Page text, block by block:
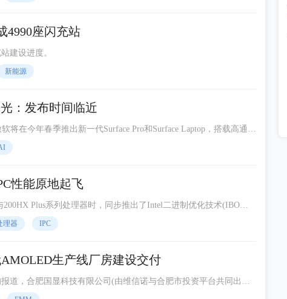
4990座闪充站
建设进度。
新能源
：发布时间临近
将在今年春季推出新一代Surface Pro和Surface Laptop，搭载高通骁
季前正式发布。
性能原地起飞
200HX Plus系列处理器时，同步推出了Intel二进制优化技术(IBO
理器 IPC
生产线厂房建设交付
道，合肥国显科技有限公司(由维信诺与合肥市投资平台共同出资
主厂房洁净室清扫仪式。